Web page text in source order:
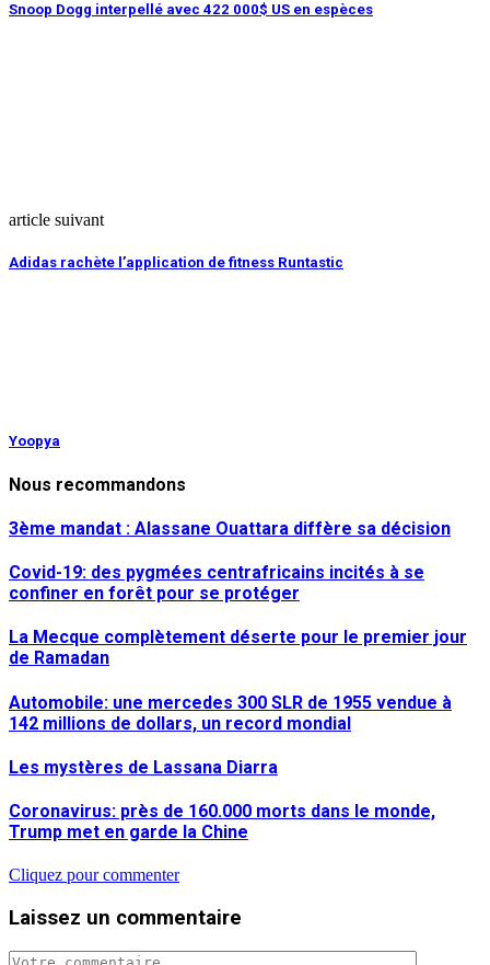
Snoop Dogg interpellé avec 422 000$ US en espèces
article suivant
Adidas rachète l’application de fitness Runtastic
Yoopya
Nous recommandons
3ème mandat : Alassane Ouattara diffère sa décision
Covid-19: des pygmées centrafricains incités à se
confiner en forêt pour se protéger
La Mecque complètement déserte pour le premier jour
de Ramadan
Automobile: une mercedes 300 SLR de 1955 vendue à
142 millions de dollars, un record mondial
Les mystères de Lassana Diarra
Coronavirus: près de 160.000 morts dans le monde,
Trump met en garde la Chine
Cliquez pour commenter
Laissez un commentaire